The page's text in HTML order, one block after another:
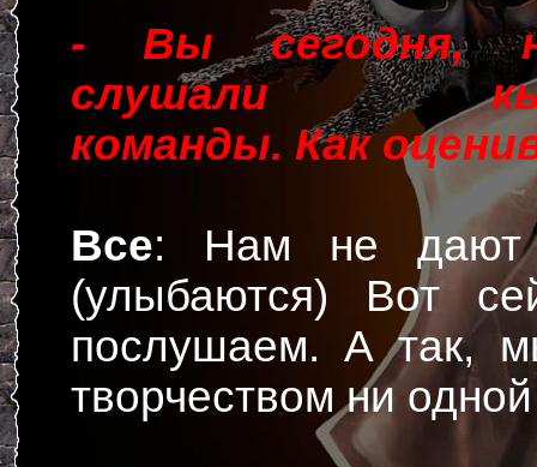
- Вы сегодня,
слушали
команды. Как
Все: Нам не дают
(улыбаются) Вот
послушаем. А так,
творчеством ни